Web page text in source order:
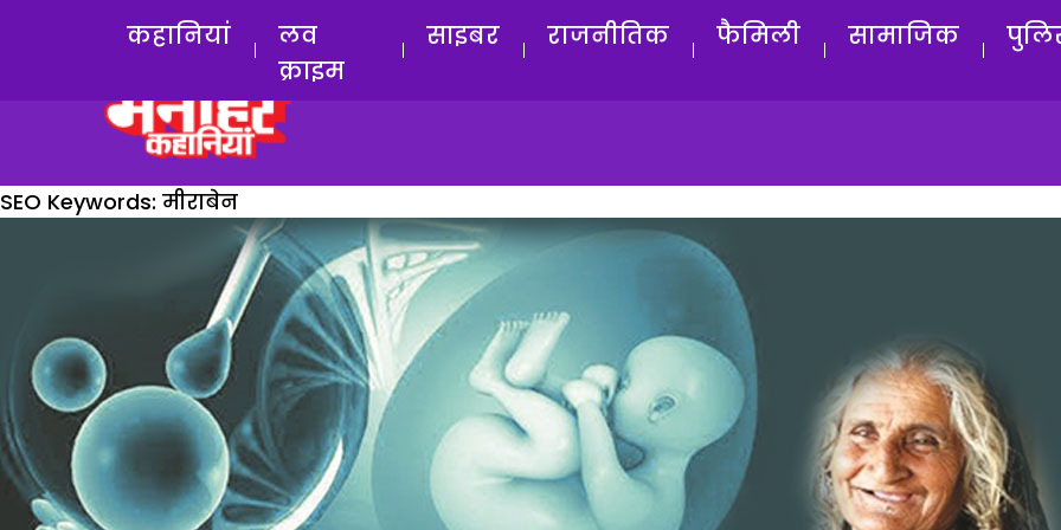
कहानियां
लव
क्राइम
साइबर राजनीतिक फैमिली सामाजिक
SEO Keywords: मीराबेन